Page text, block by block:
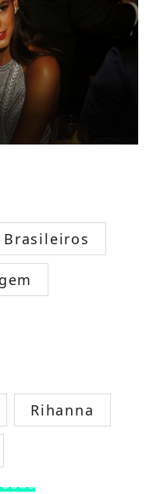
Brasileiros
Rihanna